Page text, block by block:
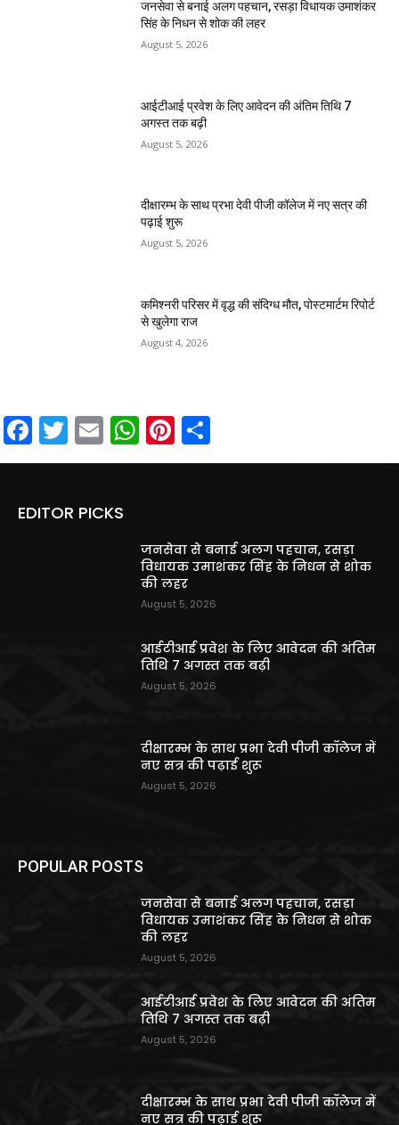
जनसेवा से बनाई अलग पहचान, रसड़ा विधायक उमाशंकर
सिंह के निधन से शोक की लहर
August 5, 2026
आईटीआई प्रवेश के लिए आवेदन की अंतिम तिथि 7
अगस्त तक बढ़ी
August 5, 2026
दीक्षारम्भ के साथ प्रभा देवी पीजी कॉलेज में नए सत्र की
पढ़ाई शुरू
August 5, 2026
कमिश्नरी परिसर में वृद्ध की संदिग्ध मौत, पोस्टमार्टम रिपोर्ट
से खुलेगा राज
August 4, 2026
Facebook
Twitter
EmailWhatsApp
Pinterest
EDITOR PICKS
जनसेवा से बनाई अलग पहचान, रसड़ा
विधायक उमाशंकर सिंह के निधन से शोक
की लहर
August 5, 2026
आईटीआई प्रवेश के लिए आवेदन की अंतिम
तिथि 7 अगस्त तक बढ़ी
August 5, 2026
दीक्षारम्भ के साथ प्रभा देवी पीजी कॉलेज में
नए सत्र की पढ़ाई शुरू
August 5, 2026
POPULAR POSTS
जनसेवा से बनाई अलग पहचान, रसड़ा
विधायक उमाशंकर सिंह के निधन से शोक
की लहर
August 5, 2026
आईटीआई प्रवेश के लिए आवेदन की अंतिम
तिथि 7 अगस्त तक बढ़ी
August 5, 2026
दीक्षारम्भ के साथ प्रभा देवी पीजी कॉलेज में
नए सत्र की पढ़ाई शुरू